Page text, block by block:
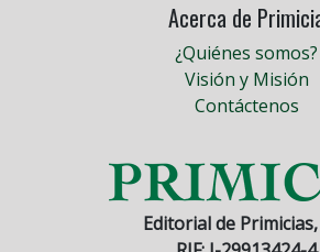
Acerca de
¿Quiénes somos?
Visión y Misión
Contáctenos
Editorial de Primicias,